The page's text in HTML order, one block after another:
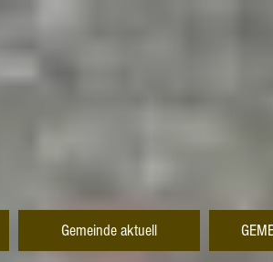
Gemeinde aktuell